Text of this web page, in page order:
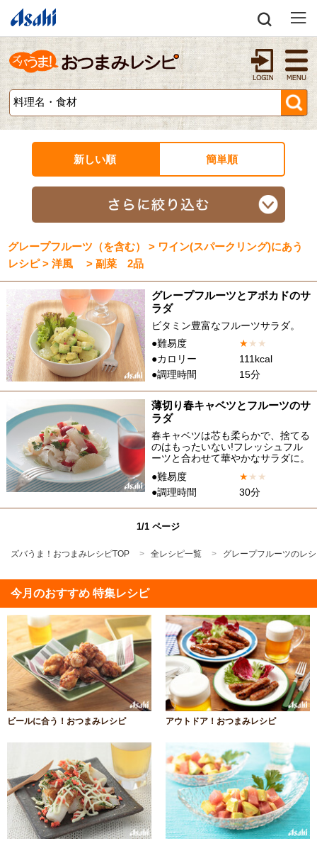
新しい順 簡単順
グレープフルーツ（を含む） > ワイン(スパークリング)にあう
レシピ > 洋風 > 副菜 2品
グレープフルーツとアボカドのサ
ラダ
ビタミン豊富なフルーツサラダ。
●難易度
★★ ★
●カロリー
111kcal
●調理時間
15分
薄切り春キャベツとフルーツのサ
ラダ
春キャベツは芯も柔らかで、捨てる
のはもったいない!フレッシュフル
ーツと合わせて華やかなサラダに。
●難易度
★★ ★
●調理時間
30分
1/1 ページ
ズバうま！おつまみレシピTOP 全レシピ一覧 グレープフルーツのレ
今月のおすすめ 特集レシピ
ビールに合う！おつまみレシピ アウトドア！おつまみレシピ